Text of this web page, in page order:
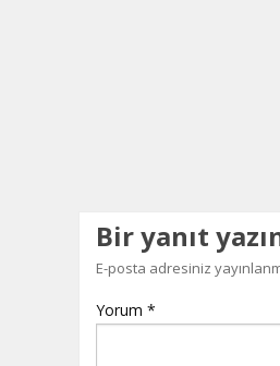
Bir yanıt
E-posta adresiniz
Yorum *